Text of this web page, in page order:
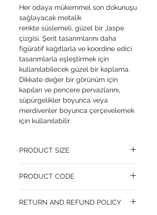
Her odaya mükemmel son dokunuşu
sağlayacak metalik
renkte süslemeli, güzel bir Jaspe
çizgisi. Şerit tasarımlarını daha
figüratif kağıtlarla ve koordine edici
tasarımlarla eşleştirmek için
kullanılabilecek güzel bir kaplama.
Dikkate değer bir görünüm için
kapıları ve pencere pervazlarını,
süpürgelikler boyunca veya
merdivenler boyunca çerçevelemek
için kullanılabilir.
PRODUCT SIZE
Pattern Repeat 0 cm
PRODUCT CODE
RETURN AND REFUND POLICY